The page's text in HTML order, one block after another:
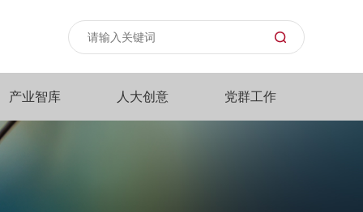
产业智库 人大创意 党群工作